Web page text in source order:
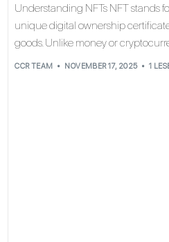
Understanding NFTs NFT stands
unique digital ownership
goods. Unlike money or
CCR TEAM NOVEMBER 17, 2025 1